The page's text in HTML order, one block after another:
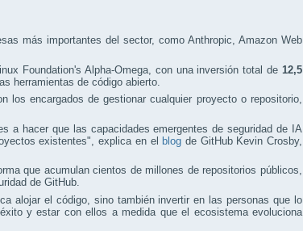
más importantes del sector, como Anthropic, Amazon Web
Foundation's Alpha-Omega, con una inversión total de 12,5
herramientas de código abierto.
los encargados de gestionar cualquier proyecto o repositorio,
a hacer que las capacidades emergentes de seguridad de IA
existentes", explica en el blog de GitHub Kevin Crosby,
que acumulan cientos de millones de repositorios públicos,
de GitHub.
alojar el código, sino también invertir en las personas que lo
y estar con ellos a medida que el ecosistema evoluciona